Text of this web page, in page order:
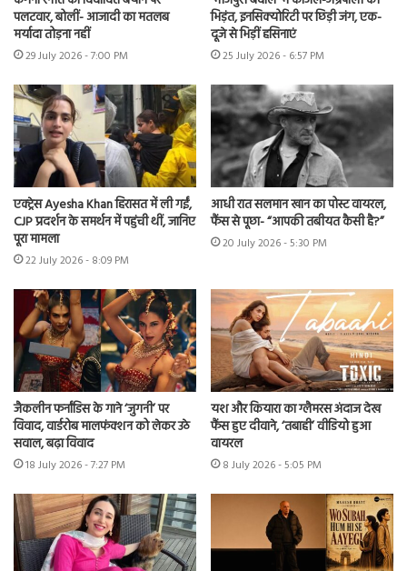
पलटवार, बोलीं- आजादी का मतलब
मर्यादा तोड़ना नहीं
29 July 2026 - 7:00 PM
भिड़ंत, इनसिक्योरिटी पर छिड़ी जंग, एक-
दूजे से भिड़ीं हसिनाएं
25 July 2026 - 6:57 PM
एक्ट्रेस Ayesha Khan हिरासत में ली गईं,
CJP प्रदर्शन के समर्थन में पहुंची थीं, जानिए
पूरा मामला
22 July 2026 - 8:09 PM
आधी रात सलमान खान का पोस्ट वायरल,
फैंस से पूछा- “आपकी तबीयत कैसी है?”
20 July 2026 - 5:30 PM
जैकलीन फर्नांडिस के गाने ‘जुगनी’ पर
विवाद, वार्डरोब मालफंक्शन को लेकर उठे
सवाल, बढ़ा विवाद
18 July 2026 - 7:27 PM
यश और कियारा का ग्लैमरस अंदाज देख
फैंस हुए दीवाने, ‘तबाही’ वीडियो हुआ
वायरल
8 July 2026 - 5:05 PM